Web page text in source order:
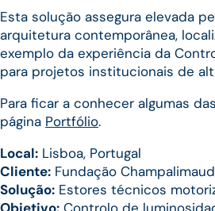
Esta solução assegura elevada
arquitetura contemporânea,
exemplo da experiência da
para projetos institucionais de
Para ficar a conhecer algumas
páginaPortfólio
Local: Lisboa, Portugal
Cliente:
Fundação Champalimaud
Solução:
Estores técnicos
Objetivo:
Controlo de